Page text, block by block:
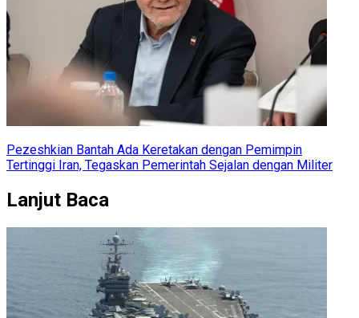
Pezeshkian Bantah Ada Keretakan dengan Pemimpin
Tertinggi Iran, Tegaskan Pemerintah Sejalan dengan Militer
Lanjut Baca